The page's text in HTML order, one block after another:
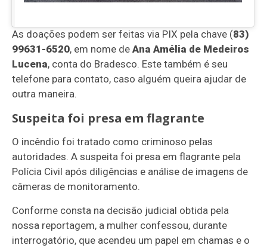
As doações podem ser feitas via PIX pela chave (83)
99631-6520, em nome deAna Amélia de Medeiros
Lucena, conta do Bradesco. Este também é seu
telefone para contato, caso alguém queira ajudar de
outra maneira.
Suspeita foi presa em flagrante
O incêndio foi tratado como criminoso pelas
autoridades. A suspeita foi presa em flagrante pela
Polícia Civil após diligências e análise de imagens de
câmeras de monitoramento.
Conforme consta na decisão judicial obtida pela
nossa reportagem, a mulher confessou, durante
interrogatório, que acendeu um papel em chamas e o